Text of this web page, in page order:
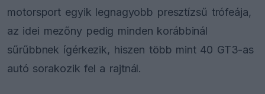
motorsport egyik legnagyobb presztízsű trófeája,
az idei mezőny pedig minden korábbinál
sűrűbbnek ígérkezik, hiszen több mint 40 GT3-as
autó sorakozik fel a rajtnál.